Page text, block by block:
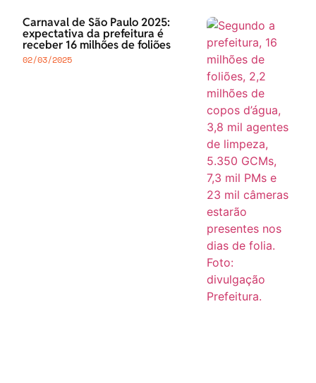
Carnaval de São Paulo 2025:
expectativa da prefeitura é
receber 16 milhões de foliões
02/03/2025